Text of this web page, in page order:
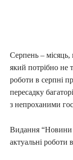
Серпень – місяць,
який потрібно не
роботи в серпні
пересадку
з непроханими
Видання “Новини
актуальні роботи